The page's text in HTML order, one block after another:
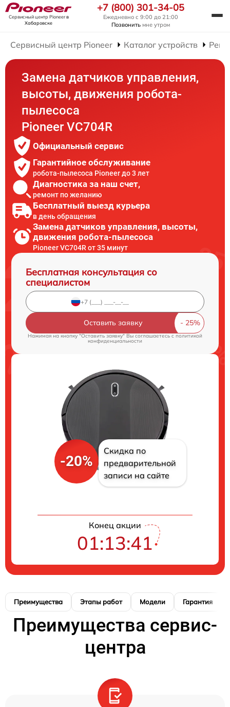
Сервисный центр Pioneerв
Хабаровске
+7 (800) 301-34-05
Ежедневно с 9:00 до 21:00
Позвонить мне утром
Сервисный центр Pioneer Каталог устройств
Замена датчиков управления,
высоты, движения робота-
пылесоса
Pioneer VC704R
Официальный сервис
Гарантийное обслуживание
робота-пылесоса Pioneer до 3 лет
Диагностика за наш счет,
ремонт по желанию
Бесплатный выезд курьера
в день обращения
Замена датчиков управления, высоты,
движения робота-пылесоса
Pioneer VC704R от 35 минут
Бесплатная консультация со
специалистом
Оставить заявку
Нажимая на кнопку "Оставить заявку" Вы соглашаетесь cполитикой
конфиденциальности
-20%
Скидка по
предварительной
записи на сайте
Конец акции
01:13:41
Преимущества Этапы работ Модели Гарантия
Преимущества сервис-
центра